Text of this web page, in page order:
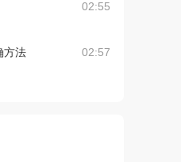
02:55
方法 02:57